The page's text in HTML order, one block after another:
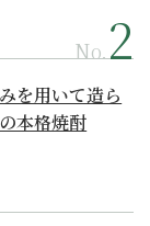
No.
を用いて造ら
本格焼酎